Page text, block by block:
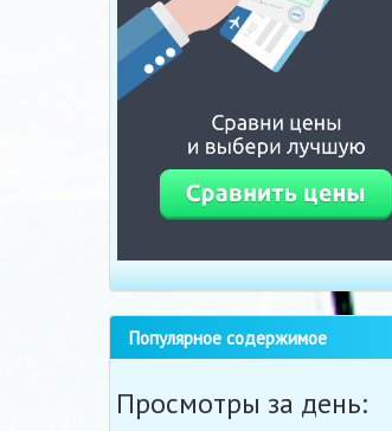
Популярное содержимое
Просмотры за день: